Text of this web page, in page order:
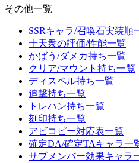
その他一覧
SSRキャラ/召喚石実装順
十天衆の評価/性能一覧
かばう/ダメカ持ち一覧
クリア/マウント持ち一覧
ディスペル持ち一覧
追撃持ち一覧
トレハン持ち一覧
刻印持ち一覧
アビコピー対応表一覧
確定DA/確定TAキャラ一
サブメンバー効果キャラ